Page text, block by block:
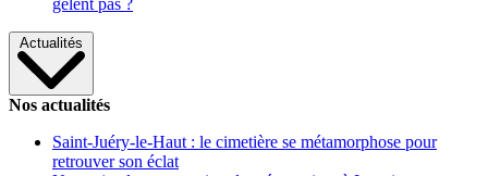
gèlent pas ?
Actualités
Nos actualités
Saint-Juéry-le-Haut : le cimetière se métamorphose pour
retrouver son éclat